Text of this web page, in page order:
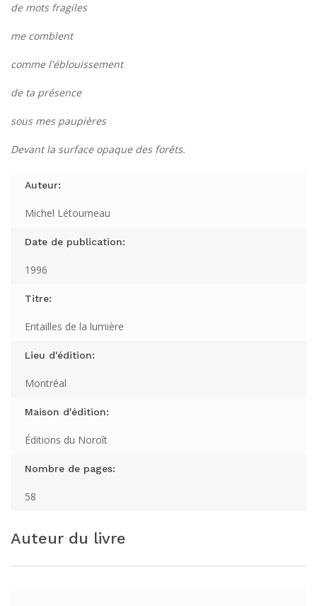
de mots fragiles
me comblent
comme l'éblouissement
de ta présence
sous mes paupières
Devant la surface opaque des forêts.
Auteur:
Michel Létourneau
Date de publication:
1996
Titre:
Entailles de la lumière
Lieu d'édition:
Montréal
Maison d'édition:
Éditions du Noroît
Nombre de pages:
58
Auteur du livre